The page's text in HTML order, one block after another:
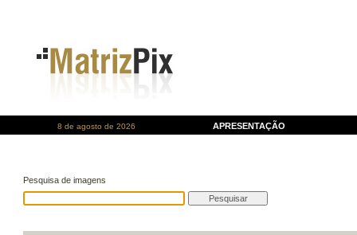
8 de agosto de 2026 APRESENTAÇÃO
Pesquisa de imagens